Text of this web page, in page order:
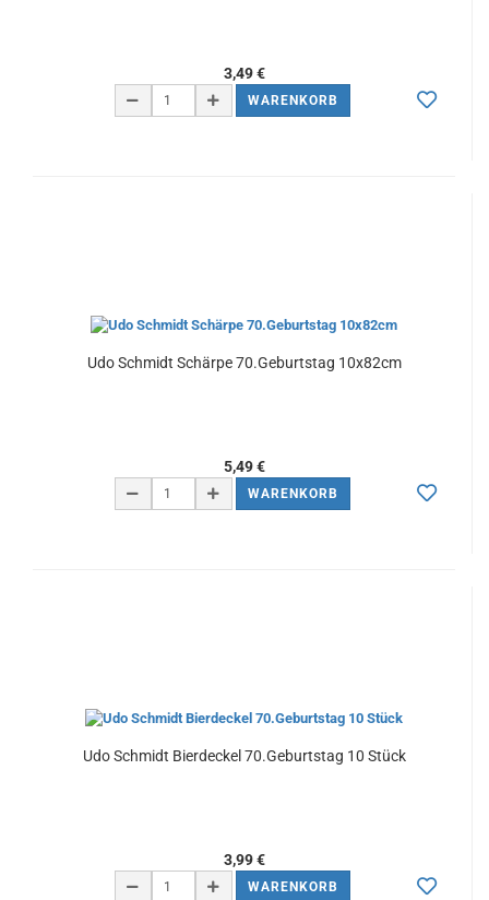
3,49 €
WARENKORB
Udo Schmidt Schärpe 70.Geburtstag 10x82cm
5,49 €
WARENKORB
Udo Schmidt Bierdeckel 70.Geburtstag 10 Stück
3,99 €
WARENKORB